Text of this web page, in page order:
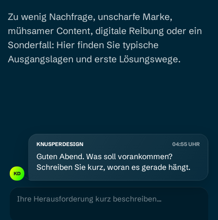
Zu wenig Nachfrage, unscharfe Marke,
mühsamer Content, digitale Reibung oder ein
Sonderfall: Hier finden Sie typische
Ausgangslagen und erste Lösungswege.
KD
KNUSPERDESIGN 04:55 UHR
Guten Abend. Was soll vorankommen?
Schreiben Sie kurz, woran es gerade hängt.
Ihre Antwort